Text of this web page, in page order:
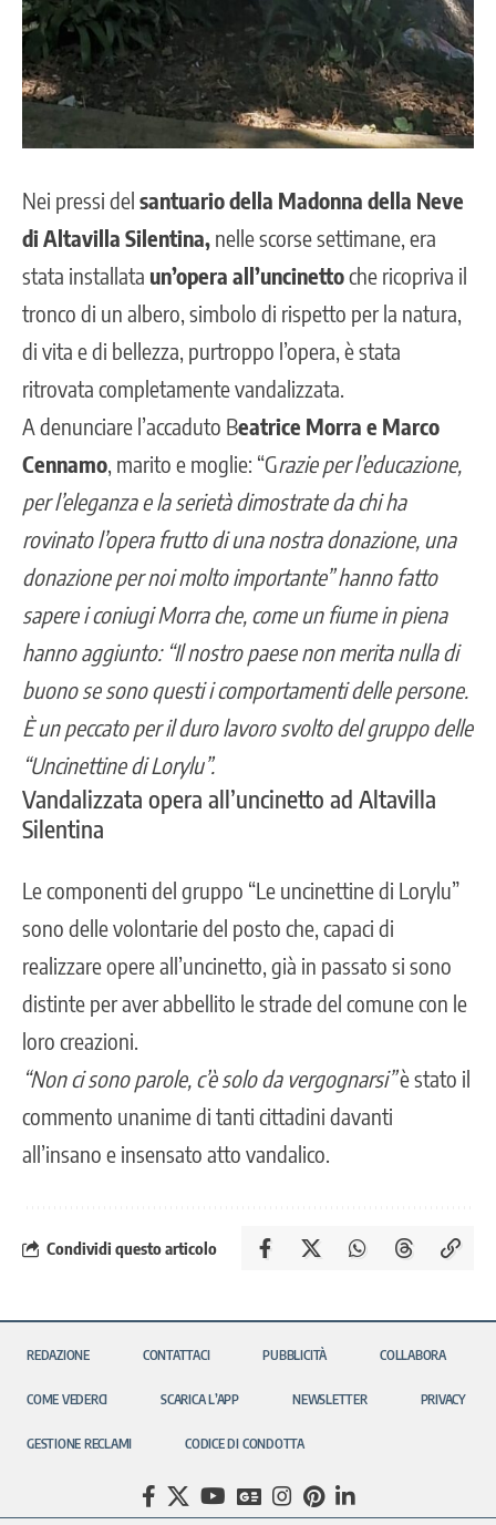
Nei pressi del santuario della Madonna della Neve
di Altavilla Silentina, nelle scorse settimane, era
stata installata un’opera all’uncinettoche ricopriva il
tronco di un albero, simbolo di rispetto per la natura,
di vita e di bellezza, purtroppo l’opera, è stata
ritrovata completamente vandalizzata.
A denunciare l’accaduto Beatrice Morra e Marco
Cennamo, marito e moglie: “Grazie per l’educazione,
per l’eleganza e la serietà dimostrate da chi ha
rovinato l’opera frutto di una nostra donazione, una
donazione per noi molto importante” hanno fatto
sapere i coniugi Morra che, come un fiume in piena
hanno aggiunto: “Il nostro paese non merita nulla di
buono se sono questi i comportamenti delle persone.
È un peccato per il duro lavoro svolto del gruppo delle
“Uncinettine di Lorylu”.
Vandalizzata opera all’uncinetto ad Altavilla
Silentina
Le componenti del gruppo “Le uncinettine di Lorylu”
sono dellevolontarie del posto che, capaci di
realizzare opere all’uncinetto, già in passato si sono
distinte per aver abbellito le strade del comune con le
loro creazioni.
“Non ci sono parole, c’è solo da vergognarsi”è stato il
commento unanime di tanti cittadini davanti
all’insano e insensato atto vandalico.
Condividi questo articolo
REDAZIONE CONTATTACI PUBBLICITÀ COLLABORA
COME VEDERCI SCARICA L’APP NEWSLETTER PRIVACY
GESTIONE RECLAMI CODICE DI CONDOTTA